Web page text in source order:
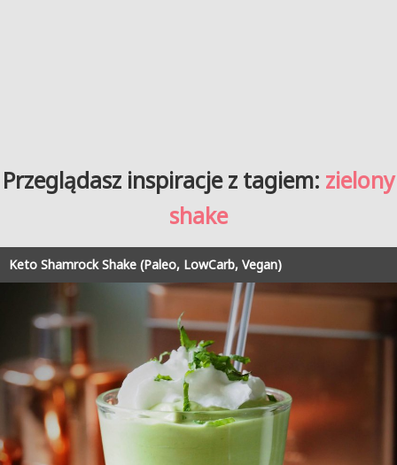
Przeglądasz inspiracje z tagiem: zielony
shake
Keto Shamrock Shake (Paleo, LowCarb, Vegan)